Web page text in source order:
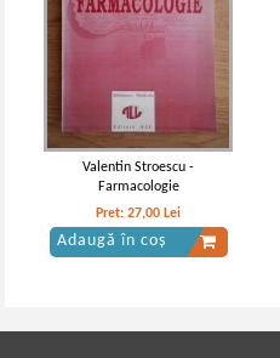
Valentin Stroescu -
Farmacologie
Pret:27,00 Lei
Adaugă în coș